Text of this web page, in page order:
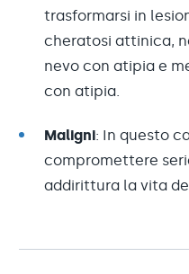
trasformarsi in
cheratosi attinica,
nevo con atipia e
con atipia.
Maligni: In questo
compromettere
addirittura la vita